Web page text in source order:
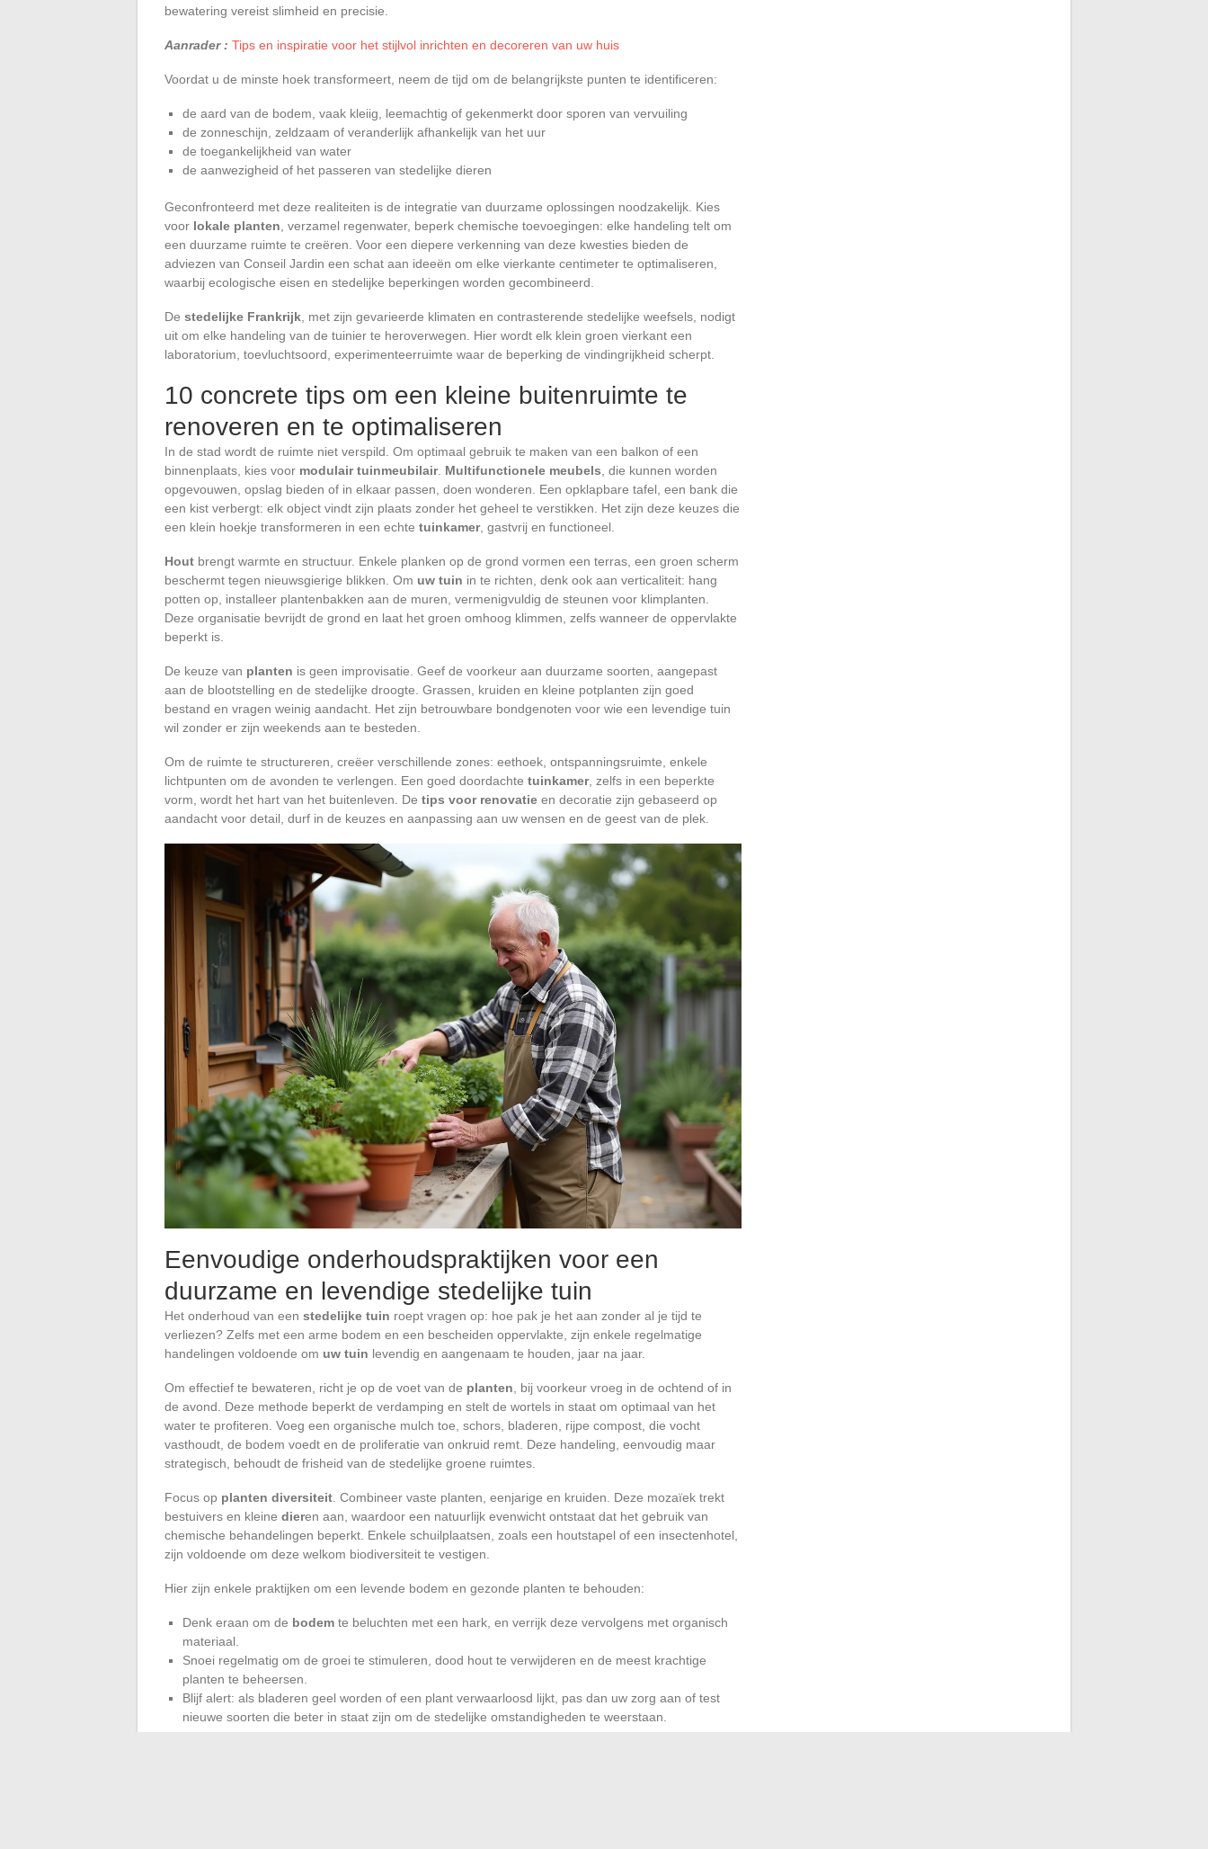
bewatering vereist slimheid en precisie.
Aanrader : Tips en inspiratie voor het stijlvol inrichten en decoreren van uw huis
Voordat u de minste hoek transformeert, neem de tijd om de belangrijkste punten te identificeren:
de aard van de bodem, vaak kleiig, leemachtig of gekenmerkt door sporen van vervuiling
de zonneschijn, zeldzaam of veranderlijk afhankelijk van het uur
de toegankelijkheid van water
de aanwezigheid of het passeren van stedelijke dieren
Geconfronteerd met deze realiteiten is de integratie van duurzame oplossingen noodzakelijk. Kies
voor lokale planten , verzamel regenwater, beperk chemische toevoegingen: elke handeling telt om
een duurzame ruimte te creëren. Voor een diepere verkenning van deze kwesties bieden de
adviezen van Conseil Jardin een schat aan ideeën om elke vierkante centimeter te optimaliseren,
waarbij ecologische eisen en stedelijke beperkingen worden gecombineerd.
De stedelijke Frankrijk , met zijn gevarieerde klimaten en contrasterende stedelijke weefsels, nodigt
uit om elke handeling van de tuinier te heroverwegen. Hier wordt elk klein groen vierkant een
laboratorium, toevluchtsoord, experimenteerruimte waar de beperking de vindingrijkheid scherpt.
10 concrete tips om een kleine buitenruimte te
renoveren en te optimaliseren
In de stad wordt de ruimte niet verspild. Om optimaal gebruik te maken van een balkon of een
binnenplaats, kies voor modulair tuinmeubilair. Multifunctionele meubels , die kunnen worden
opgevouwen, opslag bieden of in elkaar passen, doen wonderen. Een opklapbare tafel, een bank die
een kist verbergt: elk object vindt zijn plaats zonder het geheel te verstikken. Het zijn deze keuzes die
een klein hoekje transformeren in een echte tuinkamer, gastvrij en functioneel.
Hout brengt warmte en structuur. Enkele planken op de grond vormen een terras, een groen scherm
beschermt tegen nieuwsgierige blikken. Om uw tuin in te richten, denk ook aan verticaliteit: hang
potten op, installeer plantenbakken aan de muren, vermenigvuldig de steunen voor klimplanten.
Deze organisatie bevrijdt de grond en laat het groen omhoog klimmen, zelfs wanneer de oppervlakte
beperkt is.
De keuze van planten is geen improvisatie. Geef de voorkeur aan duurzame soorten, aangepast
aan de blootstelling en de stedelijke droogte. Grassen, kruiden en kleine potplanten zijn goed
bestand en vragen weinig aandacht. Het zijn betrouwbare bondgenoten voor wie een levendige tuin
wil zonder er zijn weekends aan te besteden.
Om de ruimte te structureren, creëer verschillende zones: eethoek, ontspanningsruimte, enkele
lichtpunten om de avonden te verlengen. Een goed doordachte tuinkamer, zelfs in een beperkte
vorm, wordt het hart van het buitenleven. De tips voor renovatie en decoratie zijn gebaseerd op
aandacht voor detail, durf in de keuzes en aanpassing aan uw wensen en de geest van de plek.
Eenvoudige onderhoudspraktijken voor een
duurzame en levendige stedelijke tuin
Het onderhoud van een stedelijke tuin roept vragen op: hoe pak je het aan zonder al je tijd te
verliezen? Zelfs met een arme bodem en een bescheiden oppervlakte, zijn enkele regelmatige
handelingen voldoende om uw tuin levendig en aangenaam te houden, jaar na jaar.
Om effectief te bewateren, richt je op de voet van de planten , bij voorkeur vroeg in de ochtend of in
de avond. Deze methode beperkt de verdamping en stelt de wortels in staat om optimaal van het
water te profiteren. Voeg een organische mulch toe, schors, bladeren, rijpe compost, die vocht
vasthoudt, de bodem voedt en de proliferatie van onkruid remt. Deze handeling, eenvoudig maar
strategisch, behoudt de frisheid van de stedelijke groene ruimtes.
Focus op planten diversiteit . Combineer vaste planten, eenjarige en kruiden. Deze mozaïek trekt
bestuivers en kleine dieren aan, waardoor een natuurlijk evenwicht ontstaat dat het gebruik van
chemische behandelingen beperkt. Enkele schuilplaatsen, zoals een houtstapel of een insectenhotel,
zijn voldoende om deze welkom biodiversiteit te vestigen.
Hier zijn enkele praktijken om een levende bodem en gezonde planten te behouden:
Denk eraan om de bodem te beluchten met een hark, en verrijk deze vervolgens met organisch
materiaal.
Snoei regelmatig om de groei te stimuleren, dood hout te verwijderen en de meest krachtige
planten te beheersen.
Blijf alert: als bladeren geel worden of een plant verwaarloosd lijkt, pas dan uw zorg aan of test
nieuwe soorten die beter in staat zijn om de stedelijke omstandigheden te weerstaan.